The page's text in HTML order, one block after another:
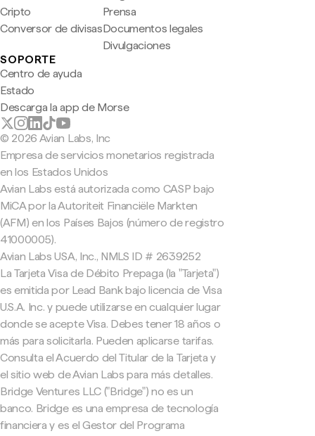
Cripto
Conversor de divisas
Prensa
Documentos legales
Divulgaciones
SOPORTE
Centro de ayuda
Estado
Descarga la app de Morse
© 2026 Avian Labs, Inc
Empresa de servicios monetarios registrada
en los Estados Unidos
Avian Labs está autorizada como CASP bajo
MiCA por la Autoriteit Financiële Markten
(AFM) en los Países Bajos (número de registro
41000005).
Avian Labs USA, Inc., NMLS ID # 2639252
La Tarjeta Visa de Débito Prepaga (la "Tarjeta")
es emitida por Lead Bank bajo licencia de Visa
U.S.A. Inc. y puede utilizarse en cualquier lugar
donde se acepte Visa. Debes tener 18 años o
más para solicitarla. Pueden aplicarse tarifas.
Consulta el Acuerdo del Titular de la Tarjeta y
el sitio web de Avian Labs para más detalles.
Bridge Ventures LLC ("Bridge") no es un
banco. Bridge es una empresa de tecnología
financiera y es el Gestor del Programa